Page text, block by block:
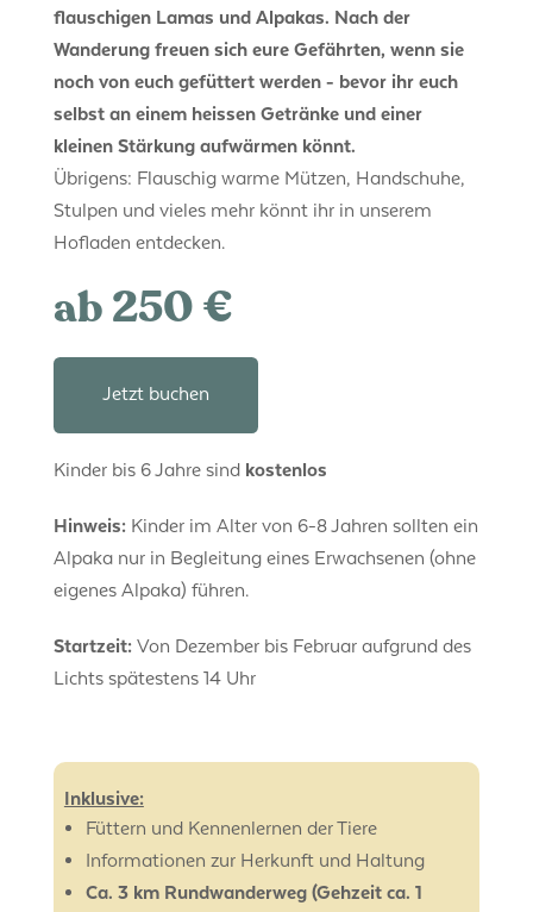
flauschigen Lamas und Alpakas. Nach der
Wanderung freuen sich eure Gefährten, wenn sie
noch von euch gefüttert werden - bevor ihr euch
selbst an einem heissen Getränke und einer
kleinen Stärkung aufwärmen könnt.
Übrigens: Flauschig warme Mützen, Handschuhe,
Stulpen und vieles mehr könnt ihr in unserem
Hofladen entdecken.
ab 250 €
Jetzt buchen
Kinder bis 6 Jahre sind kostenlos
Hinweis: Kinder im Alter von 6-8 Jahren sollten ein
Alpaka nur in Begleitung eines Erwachsenen (ohne
eigenes Alpaka) führen.
Startzeit:Von Dezember bis Februar aufgrund des
Lichts spätestens 14 Uhr
Inklusive:
Füttern und Kennenlernen der Tiere
Informationen zur Herkunft und Haltung
Ca. 3 km Rundwanderweg (Gehzeit ca. 1